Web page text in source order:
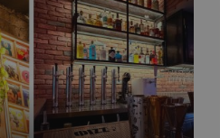
LangCookie
PHPSESSID